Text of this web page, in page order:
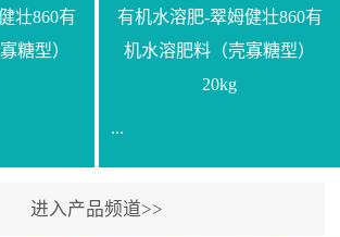
料并提
，可连
栽前一
喷施一
储存在
，逐步
底肥：亩用本品40kg-
100kg可替代有机肥，配合
与复合肥、水溶肥或细土
混均后沟施、穴施、撒施
均可。3、沟施穴施:幼树
环状沟施，每棵用150-
壮860有
糖型）
水溶肥
有机水溶肥-翠姆健壮860有
机水溶肥料（壳寡糖型）
20kg
...
【通用名称】有机水溶肥
进入产品频道>>